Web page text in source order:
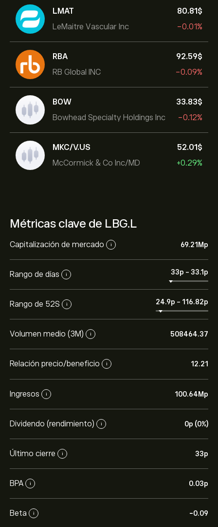
LMAT
LeMaitre Vascular Inc
80.81‎$‎
-0.01%
RBA
RB Global INC
92.59‎$‎
-0.09%
BOW
Bowhead Specialty Holdings Inc
33.83‎$‎
-0.12%
MKC/V.US
McCormick & Co Inc/MD
52.01‎$‎
+0.29%
Métricas clave de LBG.L
Capitalización de mercado i 69.21M‎p‎
Rango de días i 33‎p‎ - 33.1‎p‎
Rango de 52S i 24.9‎p‎ - 116.82‎p‎
Volumen medio (3M) i 508464.37
Relación precio/beneficio i 12.21
Ingresos i 100.64M‎p‎
Dividendo (rendimiento) i 0‎p‎ (0%)
Último cierre i 33‎p‎
BPA i 0.03‎p‎
Beta i -0.09